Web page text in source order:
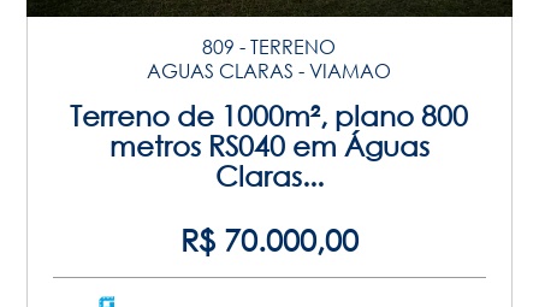
809 - TERRENO
AGUAS CLARAS - VIAMAO
Terreno de 1000m², plano 800
metros RS040 em Águas
Claras...
R$ 70.000,00